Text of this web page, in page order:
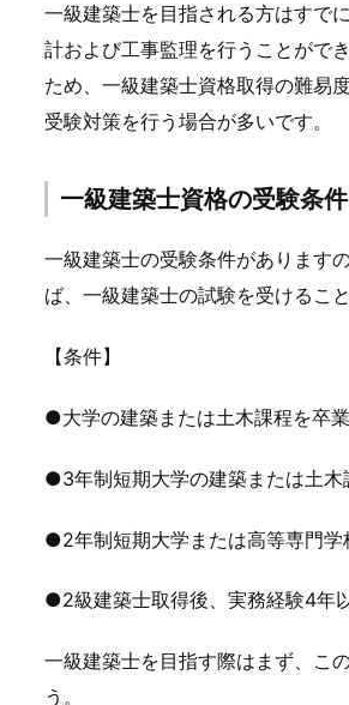
一級建築士を目指される方はすで
計および工事監理を行うことがで
ため、一級建築士資格取得の難易
受験対策を行う場合が多いです。
一級建築士資格の受験条件
一級建築士の受験条件があります
ば、一級建築士の試験を受けるこ
【条件】
●大学の建築または土木課程を卒
●3年制短期大学の建築または土
●2年制短期大学または高等専門
●2級建築士取得後、実務経験4年
一級建築士を目指す際はまず、こ
う。